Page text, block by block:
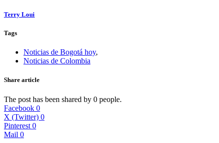
Terry Loui
Tags
Noticias de Bogotá hoy,
Noticias de Colombia
Share article
The post has been shared by 0 people.
Facebook 0
X (Twitter) 0
Pinterest 0
Mail 0